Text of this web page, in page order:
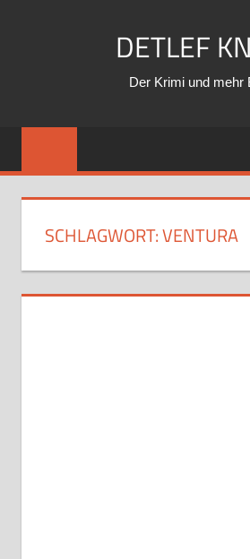
DETLEF
Der Krimi und mehr
SCHLAGWORT:VENTURA